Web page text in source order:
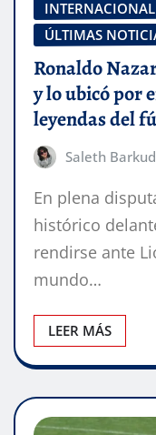
INTERNACIONAL
ÚLTIMAS
Ronaldo
y lo ubicó por
leyendas del
Saleth
En plena
histórico
rendirse ante
mundo…
LEER MÁS